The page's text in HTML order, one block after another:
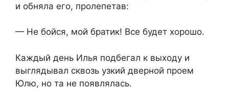
и обняла его, пролепетав:
— Не бойся, мой братик! Все будет хорошо.
Каждый день Илья подбегал к выходу и
выглядывал сквозь узкий дверной проем
Юлю, но та не появлялась.